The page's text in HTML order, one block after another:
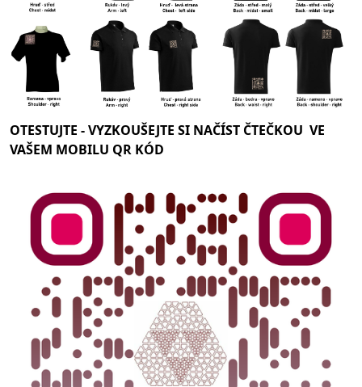
OTESTUJTE -VYZKOUŠEJTE SI NAČÍST ČTEČKOU VE
VAŠEM MOBILU QR KÓD